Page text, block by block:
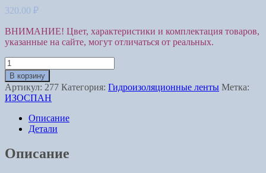
320.00 ₽
ВНИМАНИЕ! Цвет, характеристики и комплектация товаров,
указанные на сайте, могут отличаться от реальных.
Количество
Лента
уплотнительная
Изоспан
самоклеющаяся
В корзину
Артикул: 277 Категория: Гидроизоляционные ленты Метка:
ИЗОСПАН
Описание
Детали
Описание